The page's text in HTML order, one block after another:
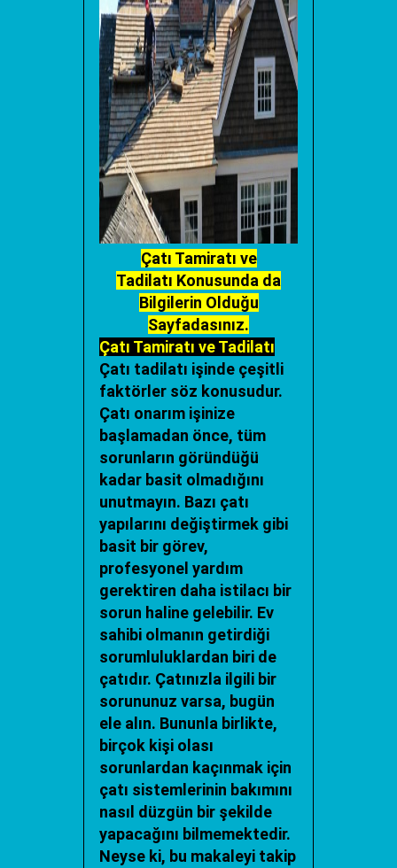
Çatı Tamiratı ve
Tadilatı Konusunda da
Bilgilerin Olduğu
Sayfadasınız.
Çatı Tamiratı ve Tadilatı
Çatı tadilatı işinde çeşitli
faktörler söz konusudur.
Çatı onarım işinize
başlamadan önce, tüm
sorunların göründüğü
kadar basit olmadığını
unutmayın. Bazı çatı
yapılarını değiştirmek gibi
basit bir görev,
profesyonel yardım
gerektiren daha istilacı bir
sorun haline gelebilir. Ev
sahibi olmanın getirdiği
sorumluluklardan biri de
çatıdır. Çatınızla ilgili bir
sorununuz varsa, bugün
ele alın. Bununla birlikte,
birçok kişi olası
sorunlardan kaçınmak için
çatı sistemlerinin bakımını
nasıl düzgün bir şekilde
yapacağını bilmemektedir.
Neyse ki, bu makaleyi takip